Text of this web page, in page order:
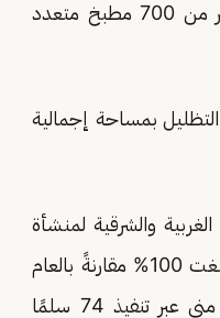
تتجاوز 3.5 ملايين متر مربع، ومشروع تجهيز أكثر من 54 ألف مخيم، إلى جانب أكثر من 700 مطبخ متعدد
بمساحة إجمالية
مروحة رذاذ في الساحات الغربية والشرقية لمنشأة
الجمرات، بما يرفع الطاقة الاستيعابية للخدمة إلى 360 ألف حاج في الساعة، بزيادة بلغت 100% مقارنةً بالعام
الماضي، إضافةً إلى مشاريع البنية التحتية التي أسهمت في ربط مخيمات مرتفعات منى عبر تنفيذ 74 سلمًا